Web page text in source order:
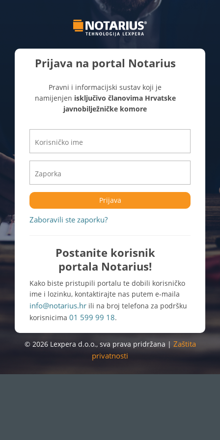
Prijava na portal Notarius
Pravni i informacijski sustav koji je
namijenjen isključivo članovima Hrvatske
javnobilježničke komore
Prijava
Zaboravili ste zaporku?
Postanite korisnik
portala Notarius!
Kako biste pristupili portalu te dobili korisničko
ime i lozinku, kontaktirajte nas putem e-maila
info@notarius.hr ili na broj telefona za podršku
korisnicima 01 599 99 18.
© 2026 Lexpera d.o.o., sva prava pridržana | Zaštita
privatnosti